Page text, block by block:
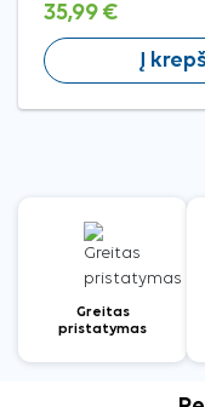
35,99 €
Į
Greitas
pristatymas